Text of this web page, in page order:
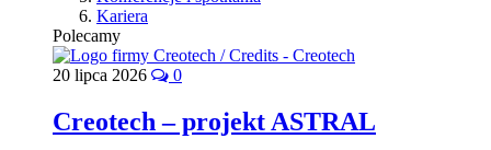
Kariera
Polecamy
20 lipca 2026 0
Creotech – projekt ASTRAL